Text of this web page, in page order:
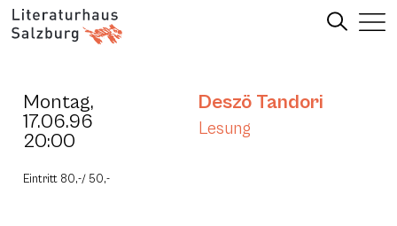
Montag,
17.06.96
20:00
Deszö Tandori
Lesung
Eintritt 80,-/ 50,-